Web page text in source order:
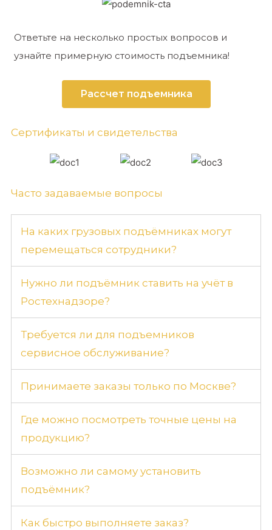
Ответьте на несколько простых вопросов и
узнайте примерную стоимость подъемника!
Рассчет подъемника
Сертификаты и свидетельства
Часто задаваемые вопросы
На каких грузовых подъёмниках могут
перемещаться сотрудники?
Нужно ли подъёмник ставить на учёт в
Ростехнадзоре?
Требуется ли для подъемников
сервисное обслуживание?
Принимаете заказы только по Москве?
Где можно посмотреть точные цены на
продукцию?
Возможно ли самому установить
подъёмник?
Как быстро выполняете заказ?